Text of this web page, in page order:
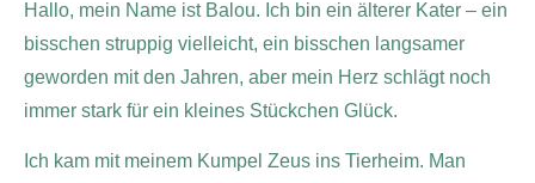
Hallo, mein Name ist Balou. Ich bin ein älterer Kater – ein
bisschen struppig vielleicht, ein bisschen langsamer
geworden mit den Jahren, aber mein Herz schlägt noch
immer stark für ein kleines Stückchen Glück.
Ich kam mit meinem Kumpel Zeus ins Tierheim. Man